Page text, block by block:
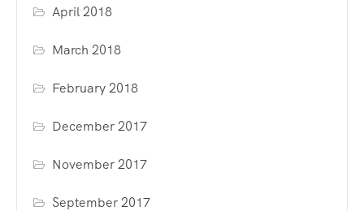
April 2018
March 2018
February 2018
December 2017
November 2017
September 2017